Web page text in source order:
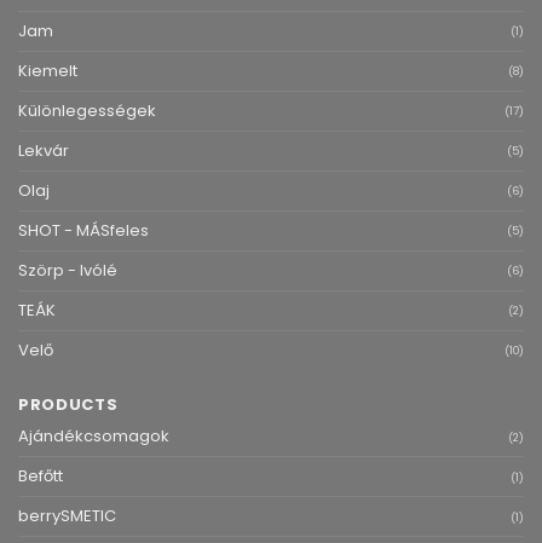
Jam (1)
Kiemelt (8)
Különlegességek (17)
Lekvár (5)
Olaj (6)
SHOT - MÁSfeles (5)
Szörp - Ivólé (6)
TEÁK (2)
Velő (10)
PRODUCTS
Ajándékcsomagok
(2)
Befőtt (1)
berrySMETIC (1)